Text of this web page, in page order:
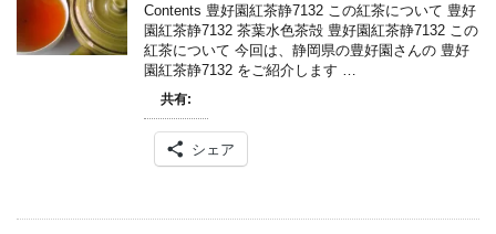
Contents 豊好園紅茶静7132 この紅茶について 豊好
園紅茶静7132 茶葉水色茶殻 豊好園紅茶静7132 この
紅茶について 今回は、静岡県の豊好園さんの 豊好
園紅茶静7132 をご紹介します …
共有:
シェア